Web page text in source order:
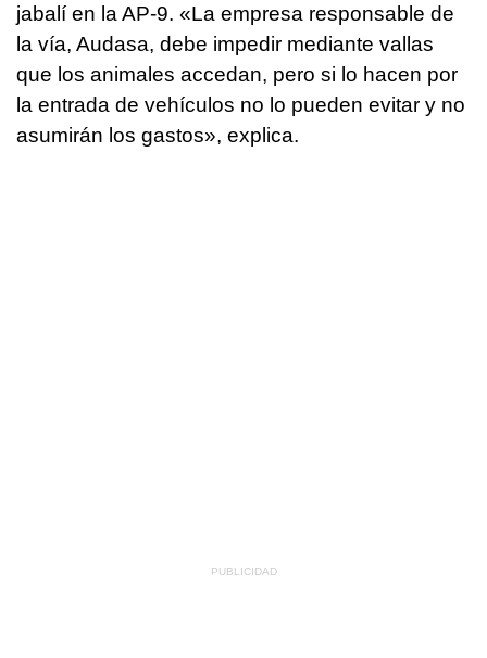
jabalí en la AP-9. «La empresa responsable de
la vía, Audasa, debe impedir mediante vallas
que los animales accedan, pero si lo hacen por
la entrada de vehículos no lo pueden evitar y no
asumirán los gastos», explica.